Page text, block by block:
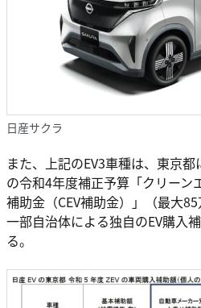
日産サクラ
また、上記のEV3車種は、東京
の令和4年度補正予算「クリーン
補助金（CEV補助金）」（最大
一部自治体による独自のEV購入
る。